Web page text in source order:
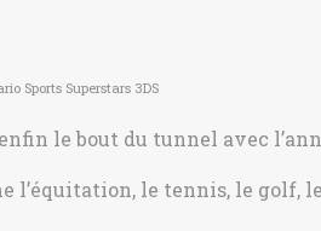
Sports Superstars 3DS
le bout du tunnel avec
l’équitation, le tennis, le golf,